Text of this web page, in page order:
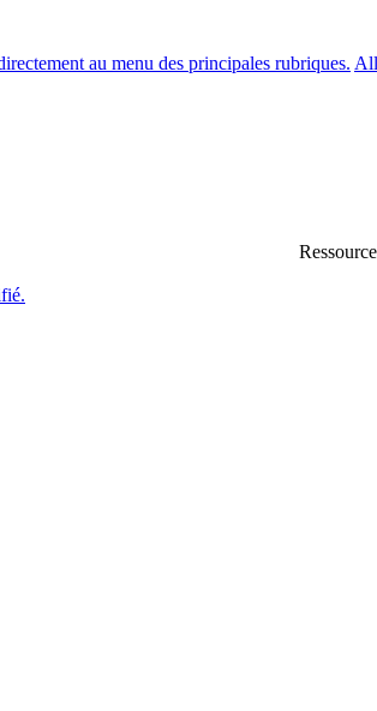
au menu des principales rubriques.